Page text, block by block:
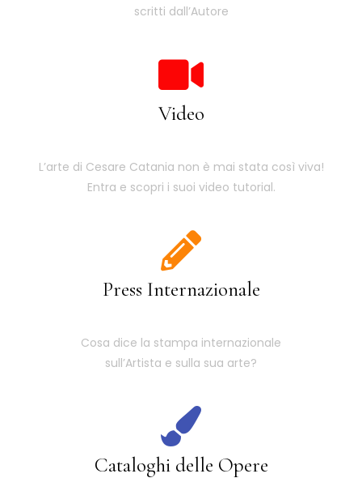
scritti dall’Autore
Video
L’arte di Cesare Catania non è mai stata così viva!
Entra e scopri i suoi video tutorial.
Press Internazionale
Cosa dice la stampa internazionale
sull’Artista e sulla sua arte?
Cataloghi delle Opere